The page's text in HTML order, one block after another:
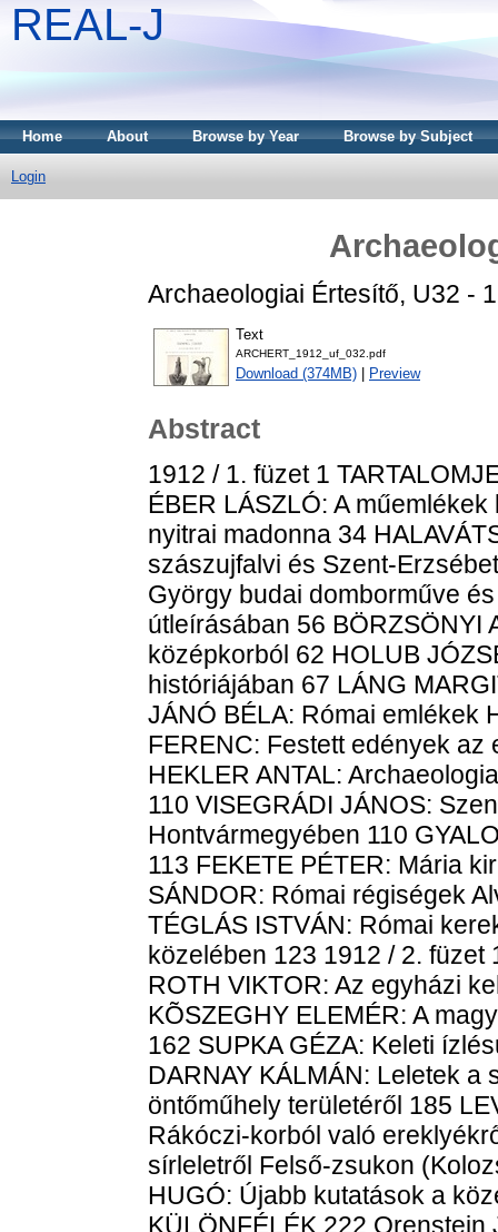
REAL-J
Home About Browse by Year Browse by Subject
Login
Archaeologiai Értesítő, U32 -
Text
ARCHERT_1912_uf_032.pdf
Download (374MB) Preview
Abstract
1912 / 1. füzet 1
ÉBER LÁSZLÓ: A
nyitrai madonna 34
szászujfalvi és Szent-
György budai domborműve
útleírásában 56 BÖRZSÖNYI
középkorból 62 HOLUB
históriájában 67 LÁNG
JÁNÓ BÉLA: Római emlékek
FERENC: Festett edények
HEKLER ANTAL:
110 VISEGRÁDI JÁNOS:
Hontvármegyében 110
113 FEKETE PÉTER: Mária
SÁNDOR: Római régiségek
TÉGLÁS ISTVÁN: Római
közelében 123 1912 / 2. füzet
ROTH VIKTOR: Az egyházi
KÕSZEGHY ELEMÉR: A
162 SUPKA GÉZA: Keleti
DARNAY KÁLMÁN: Leletek
öntőműhely területéről 185
Rákóczi-korból való
sírleletről Felső-zsukon
HUGÓ: Újabb kutatások a
KÜLÖNFÉLÉK 222